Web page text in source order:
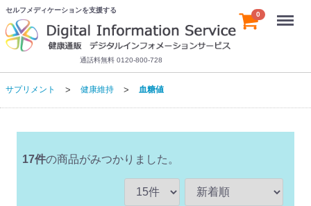
セルフメディケーションを支援する
通話料無料 0120-800-728
0 Menu
サプリメント 健康維持 血糖値
17件の商品がみつかりました。